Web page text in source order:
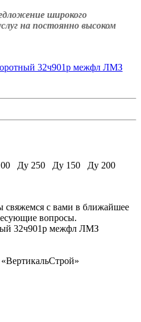
широкого
на постоянно высоком
Ду 250 Ду 150 Ду 200
свяжемся с вами в ближайшее
вопросы.